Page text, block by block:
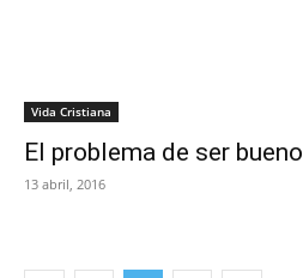
Vida Cristiana
El problema de ser bueno
13 abril, 2016